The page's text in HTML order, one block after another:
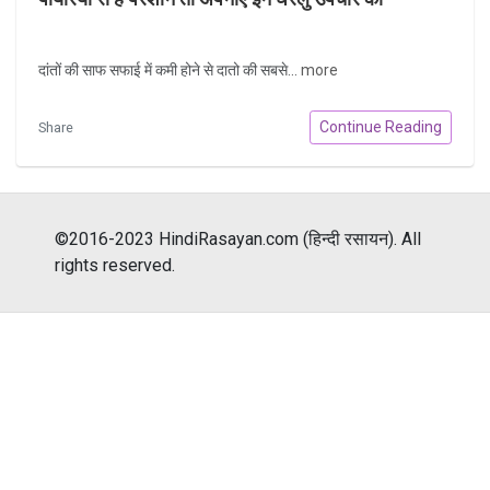
दांतों की साफ सफाई में कमी होने से दातो की सबसे... more
Share Continue Reading
©2016-2023 HindiRasayan.com (हिन्दी रसायन). All
rights reserved.